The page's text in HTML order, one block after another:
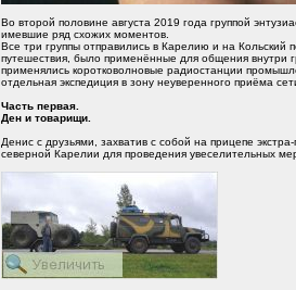
Во второй половине августа 2019 года группой
имевшие ряд схожих моментов.
Все три группы отправились в Карелию и на
путешествия, было применённые для общения внутри
применялись коротковолновые радиостанции
отдельная экспедиция в зону неуверенного приёма
Часть первая.
Ден и товарищи.
Денис с друзьями, захватив с собой на прицепе
северной Карелии для проведения увеселительных